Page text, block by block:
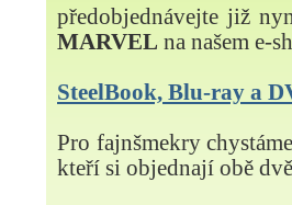
předobjednávejte již
MARVEL na našem e-
SteelBook, Blu-ray a
Pro fajnšmekry
kteří si objednají obě